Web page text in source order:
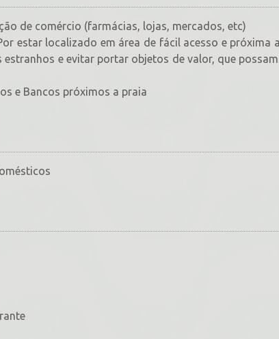
de comércio (farmácias, lojas, mercados, etc)
estar localizado em área de fácil acesso e próxima
e evitar portar objetos de valor, que
e Bancos próximos a praia